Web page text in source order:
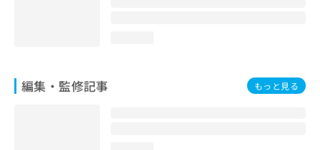
編集・監修記事 もっと見る